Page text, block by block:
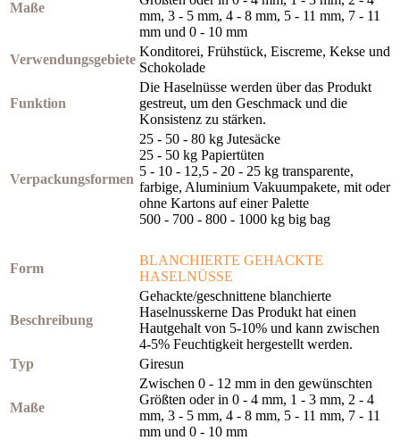
Maße
mm, 3 - 5 mm, 4 - 8 mm, 5 - 11 mm, 7 - 11
mm und 0 - 10 mm
Verwendungsgebiete
Konditorei, Frühstück, Eiscreme, Kekse und
Schokolade
Funktion
Die Haselnüsse werden über das Produkt
gestreut, um den Geschmack und die
Konsistenz zu stärken.
Verpackungsformen
25 - 50 - 80 kg Jutesäcke
25 - 50 kg Papiertüten
5 - 10 - 12,5 - 20 - 25 kg transparente,
farbige, Aluminium Vakuumpakete, mit oder
ohne Kartons auf einer Palette
500 - 700 - 800 - 1000 kg big bag
Form
BLANCHIERTE GEHACKTE
HASELNÜSSE
Beschreibung
Gehackte/geschnittene blanchierte
Haselnusskerne Das Produkt hat einen
Hautgehalt von 5-10% und kann zwischen
4-5% Feuchtigkeit hergestellt werden.
Typ
Giresun
Maße
Zwischen 0 - 12 mm in den gewünschten
Größten oder in 0 - 4 mm, 1 - 3 mm, 2 - 4
mm, 3 - 5 mm, 4 - 8 mm, 5 - 11 mm, 7 - 11
mm und 0 - 10 mm